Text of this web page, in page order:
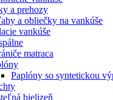
a prehozy
a obliečky na vankúše
vankúše
matraca
Paplóny so syntetickou
bielizeň